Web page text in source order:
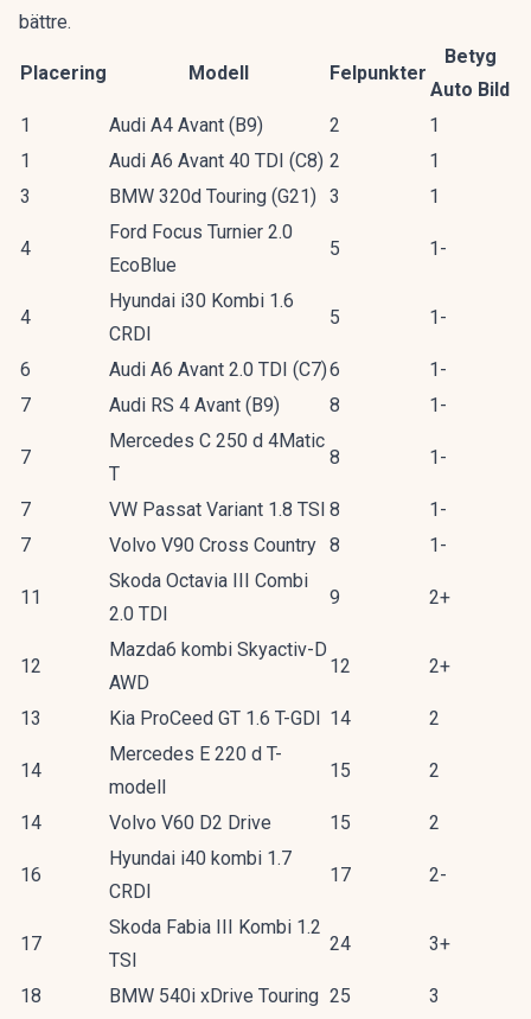
bättre.
Placering Modell Felpunkter
Betyg
Auto Bild
1
Audi A4 Avant (B9) 2
1
1
Audi A6 Avant 40 TDI (C8) 2
1
3
BMW 320d Touring (G21) 3 1
4
Ford Focus Turnier 2.0
EcoBlue
5 1-
4
Hyundai i30 Kombi 1.6
CRDI
5 1-
6 Audi A6 Avant 2.0 TDI (C7)6
1-
7
Audi RS 4 Avant (B9) 8 1-
7
Mercedes C 250 d 4Matic
T
8 1-
7 VW Passat Variant 1.8 TSI 8
1-
7
Volvo V90 Cross Country 8 1-
11
Skoda Octavia III Combi
2.0 TDI
9 2+
12
Mazda6 kombi Skyactiv-D
AWD
12 2+
13 Kia ProCeed GT 1.6 T-GDI 14 2
14
Mercedes E 220 d T-
modell
15 2
14 Volvo V60 D2 Drive 15 2
16
Hyundai i40 kombi 1.7
CRDI
17 2-
17
Skoda Fabia III Kombi 1.2
TSI
24 3+
18 BMW 540i xDrive Touring 25 3